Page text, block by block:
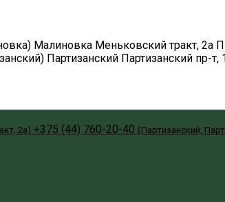
Малиновка Меньковский тракт, 2а
Партизанский Партизанский пр-т,
2а) +375 (44) 760-20-40 (Партизанский,